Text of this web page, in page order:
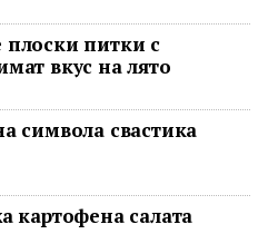
плоски питки с
вкус на лято
символа свастика
картофена салата